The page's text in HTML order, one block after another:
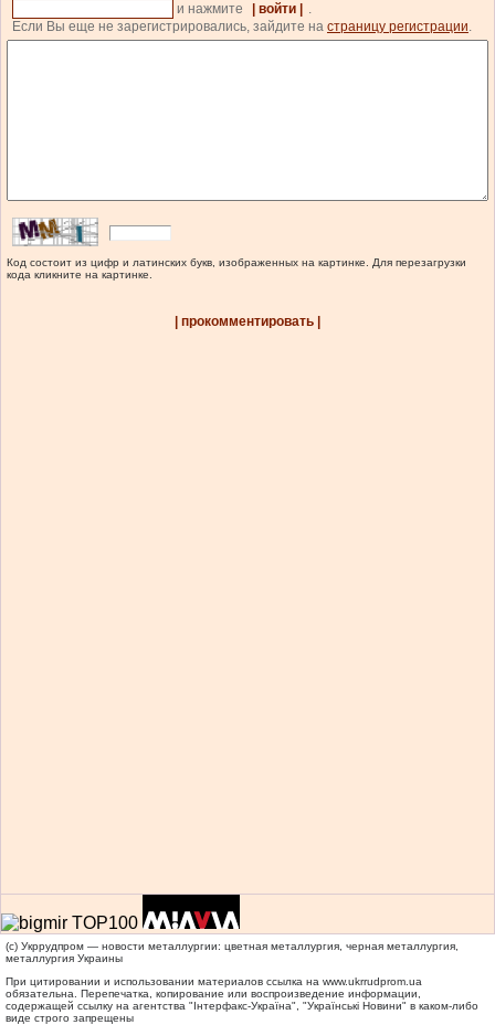
и нажмите
| войти |
.
Если Вы еще не зарегистрировались, зайдите на страницу регистрации.
Код состоит из цифр и латинских букв, изображенных на картинке. Для перезагрузки
кода кликните на картинке.
| прокомментировать |
(c) Укррудпром — новости металлургии: цветная металлургия, черная металлургия,
металлургия Украины
При цитировании и использовании материалов ссылка на www.ukrrudprom.ua
обязательна. Перепечатка, копирование или воспроизведение информации,
содержащей ссылку на агентства "Iнтерфакс-Україна", "Українськi Новини" в каком-либо
виде строго запрещены